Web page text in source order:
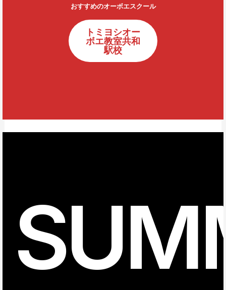
おすすめのオーボエスクール
トミヨシオー
ボエ教室共和
駅校